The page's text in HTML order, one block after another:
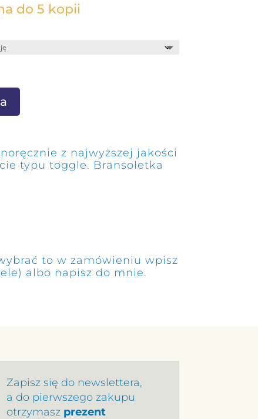
do 5 kopii
z najwyższej jakości
typu toggle. Bransoletka
to w zamówieniu wpisz
albo napisz do mnie.
Zapisz się do newslettera,
a do pierwszego zakupu
otrzymasz prezent